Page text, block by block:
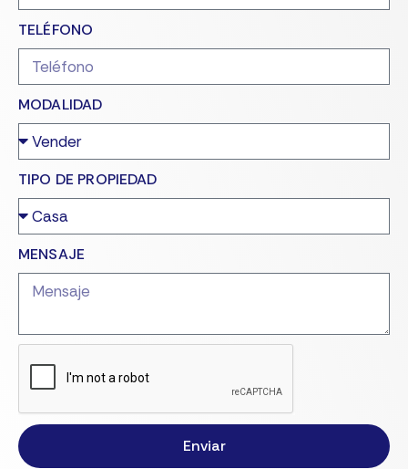
TELÉFONO
MODALIDAD
TIPO DE PROPIEDAD
MENSAJE
Enviar